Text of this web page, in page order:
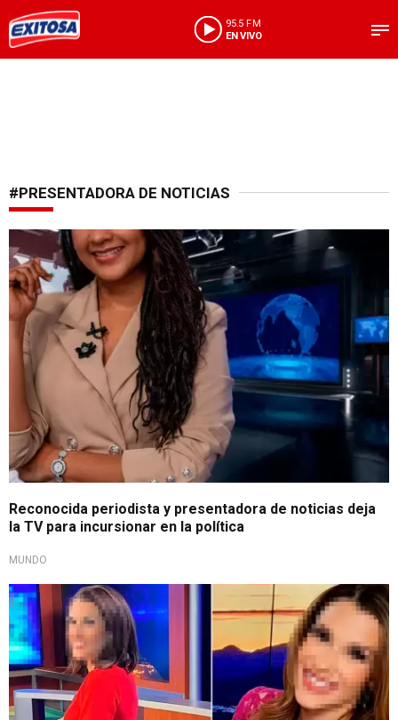
95.5 FM
EN VIVO
#PRESENTADORA DE NOTICIAS
Desconcierto en tele
Reconocida periodista y presentadora de noticias deja
la TV para incursionar en la política
MUNDO
Repentino deceso